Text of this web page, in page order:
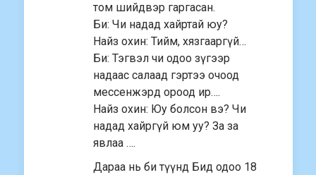
том шийдвэр гаргасан.
Би: Чи надад хайртай юу?
Найз охин: Тийм, хязгааргүй…
Би: Тэгвэл чи одоо зүгээр
надаас салаад гэртээ очоод
мессенжэрд ороод ир….
Найз охин: Юу болсон вэ? Чи
надад хайргүй юм уу? За за
явлаа ….
Дараа нь би түүнд Бид одоо 18